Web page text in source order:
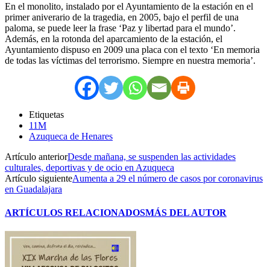
En el monolito, instalado por el Ayuntamiento de la estación en el
primer aniverario de la tragedia, en 2005, bajo el perfil de una
paloma, se puede leer la frase ‘Paz y libertad para el mundo’.
Además, en la rotonda del aparcamiento de la estación, el
Ayuntamiento dispuso en 2009 una placa con el texto ‘En memoria
de todas las víctimas del terrorismo. Siempre en nuestra memoria’.
Etiquetas
11M
Azuqueca de Henares
Artículo anteriorDesde mañana, se suspenden las actividades
culturales, deportivas y de ocio en Azuqueca
Artículo siguienteAumenta a 29 el número de casos por coronavirus
en Guadalajara
ARTÍCULOS RELACIONADOSMÁS DEL AUTOR